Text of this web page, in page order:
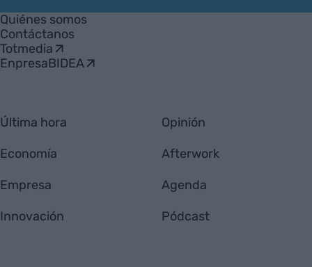
Empresa
Quiénes somos
Contáctanos
Totmedia
EnpresaBIDEA
Última hora
Economía
Empresa
Innovación
Opinión
Afterwork
Agenda
Pódcast